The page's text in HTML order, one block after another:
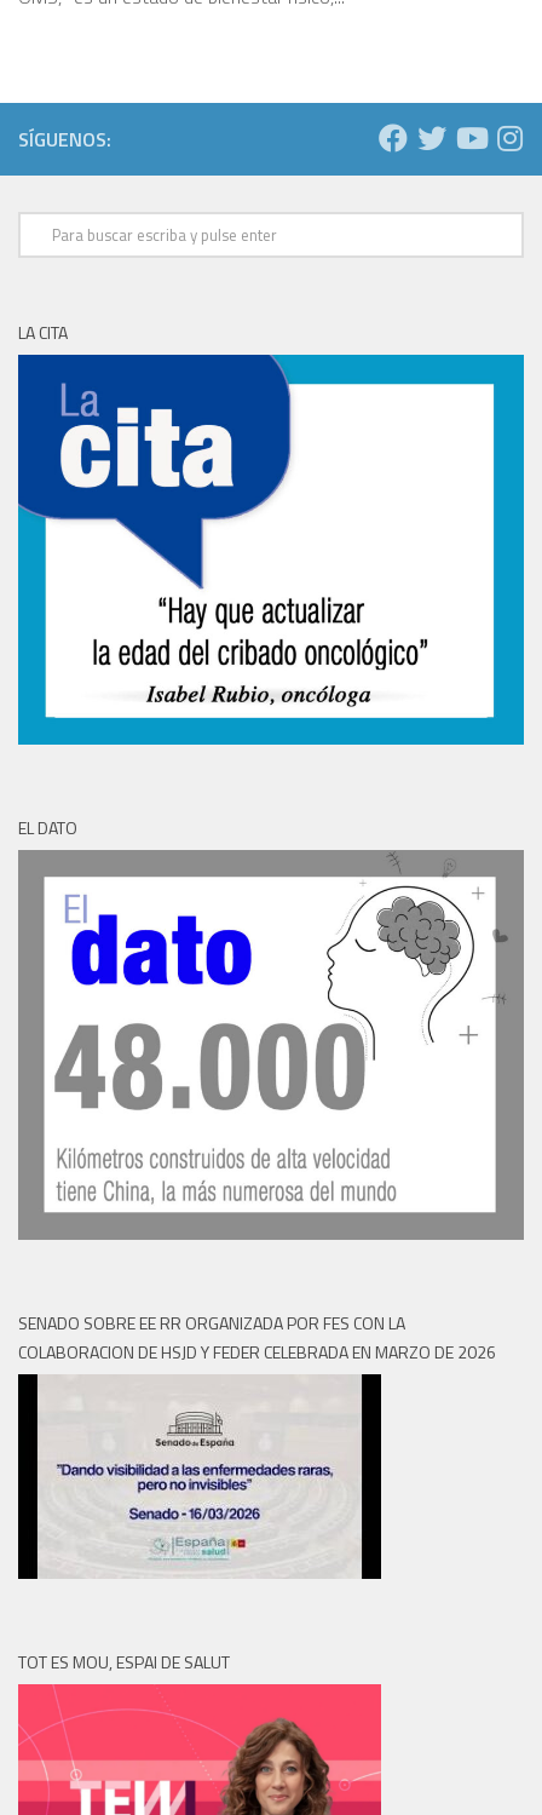
SÍGUENOS:
LA CITA
EL DATO
SENADO SOBRE EE RR ORGANIZADA POR FES CON LA
COLABORACION DE HSJD Y FEDER CELEBRADA EN MARZO DE 2026
TOT ES MOU, ESPAI DE SALUT